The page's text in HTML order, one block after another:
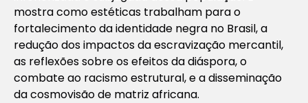
mostra como estéticas trabalham para o
fortalecimento da identidade negra no Brasil, a
redução dos impactos da escravização mercantil,
as reflexões sobre os efeitos da diáspora, o
combate ao racismo estrutural, e a disseminação
da cosmovisão de matriz africana.